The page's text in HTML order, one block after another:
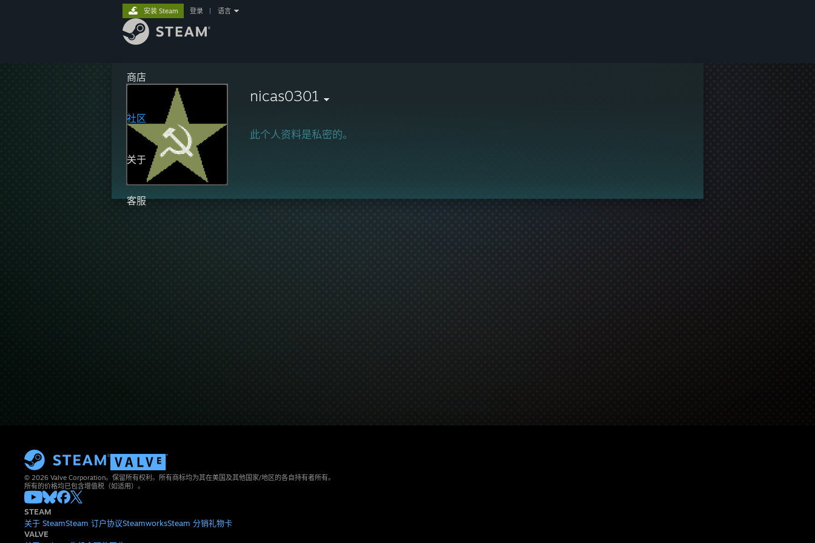
商店
社区
关于
客服
安装 Steam 登录 语言
nicas0301
此个人资料是私密的。
© 2026 Valve Corporation。保留所有权利。所有商标均为其在美国及其他国家/地区的各自持有者所有。
所有的价格均已包含增值税（如适用）。
STEAM
关于 SteamSteam 订户协议SteamworksSteam 分销礼物卡
VALVE